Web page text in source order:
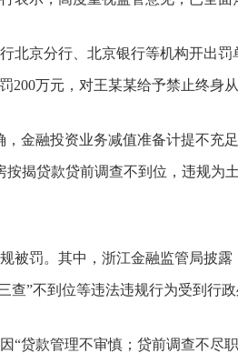
北京分行、北京银行等机构开出
200万元，对王某某给予禁止终身
，金融投资业务减值准备计提不充
揭贷款贷前调查不到位，违规为
被罚。其中，浙江金融监管局披
查”不到位等违法违规行为受到行政
“贷款管理不审慎；贷前调查不尽